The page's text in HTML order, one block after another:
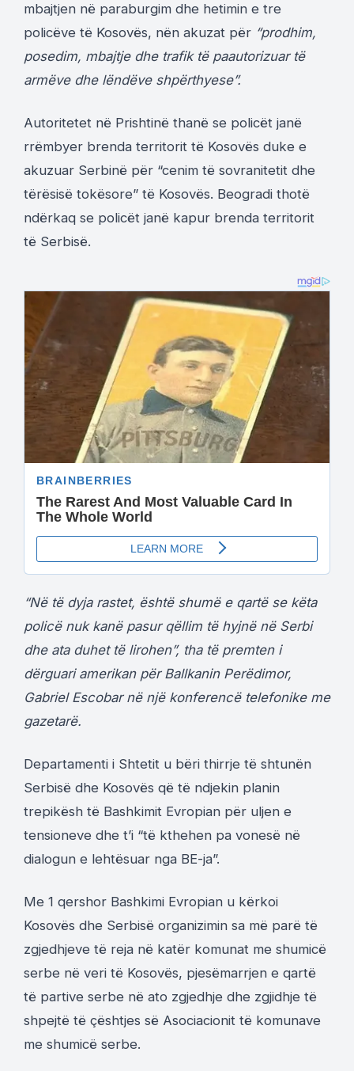
mbajtjen në paraburgim dhe hetimin e tre
policëve të Kosovës, nën akuzat për “prodhim,
posedim, mbajtje dhe trafik të paautorizuar të
armëve dhe lëndëve shpërthyese”.
Autoritetet në Prishtinë thanë se policët janë
rrëmbyer brenda territorit të Kosovës duke e
akuzuar Serbinë për “cenim të sovranitetit dhe
tërësisë tokësore” të Kosovës. Beogradi thotë
ndërkaq se policët janë kapur brenda territorit
të Serbisë.
“Në të dyja rastet, është shumë e qartë se këta
policë nuk kanë pasur qëllim të hyjnë në Serbi
dhe ata duhet të lirohen”, tha të premten i
dërguari amerikan për Ballkanin Perëdimor,
Gabriel Escobar në një konferencë telefonike me
gazetarë.
Departamenti i Shtetit u bëri thirrje të shtunën
Serbisë dhe Kosovës që të ndjekin planin
trepikësh të Bashkimit Evropian për uljen e
tensioneve dhe t’i “të kthehen pa vonesë në
dialogun e lehtësuar nga BE-ja”.
Me 1 qershor Bashkimi Evropian u kërkoi
Kosovës dhe Serbisë organizimin sa më parë të
zgjedhjeve të reja në katër komunat me shumicë
serbe në veri të Kosovës, pjesëmarrjen e qartë
të partive serbe në ato zgjedhje dhe zgjidhje të
shpejtë të çështjes së Asociacionit të komunave
me shumicë serbe.